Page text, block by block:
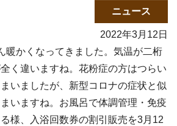
ニュース
2022年3月12日
暖かくなってきました。気温が二桁
く違いますね。花粉症の方はつらい
いましたが、新型コロナの症状と似
いますね。お風呂で体調管理・免疫
様、入浴回数券の割引販売を3月12